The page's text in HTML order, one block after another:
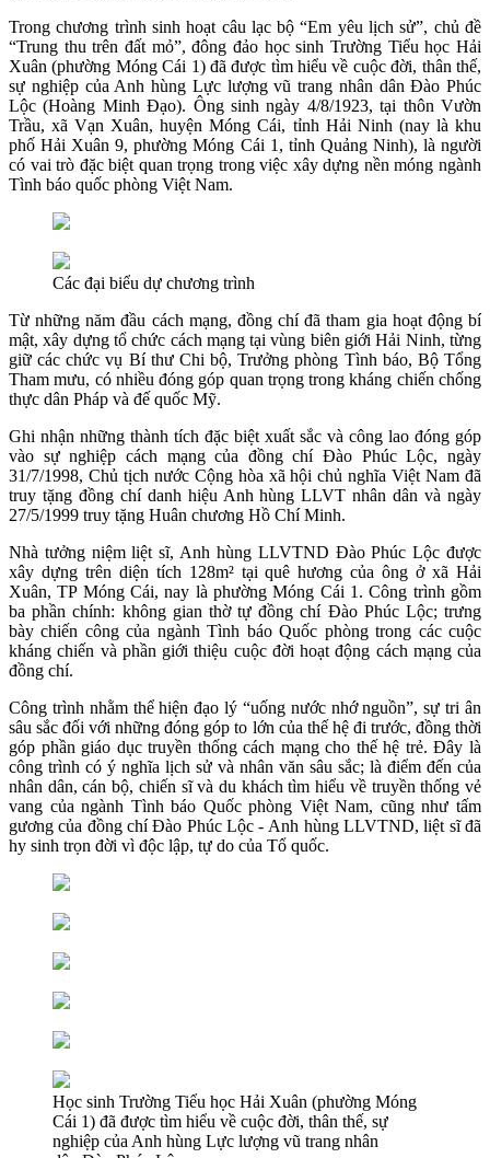
Trong chương trình sinh hoạt câu lạc bộ “Em yêu lịch sử”, chủ đề
“Trung thu trên đất mỏ”, đông đảo học sinh Trường Tiểu học Hải
Xuân (phường Móng Cái 1) đã được tìm hiểu về cuộc đời, thân thế,
sự nghiệp của Anh hùng Lực lượng vũ trang nhân dân Đào Phúc
Lộc (Hoàng Minh Đạo). Ông sinh ngày 4/8/1923, tại thôn Vườn
Trầu, xã Vạn Xuân, huyện Móng Cái, tỉnh Hải Ninh (nay là khu
phố Hải Xuân 9, phường Móng Cái 1, tỉnh Quảng Ninh), là người
có vai trò đặc biệt quan trọng trong việc xây dựng nền móng ngành
Tình báo quốc phòng Việt Nam.
Các đại biểu dự chương trình
Từ những năm đầu cách mạng, đồng chí đã tham gia hoạt động bí
mật, xây dựng tổ chức cách mạng tại vùng biên giới Hải Ninh, từng
giữ các chức vụ Bí thư Chi bộ, Trưởng phòng Tình báo, Bộ Tổng
Tham mưu, có nhiều đóng góp quan trọng trong kháng chiến chống
thực dân Pháp và đế quốc Mỹ.
Ghi nhận những thành tích đặc biệt xuất sắc và công lao đóng góp
vào sự nghiệp cách mạng của đồng chí Đào Phúc Lộc, ngày
31/7/1998, Chủ tịch nước Cộng hòa xã hội chủ nghĩa Việt Nam đã
truy tặng đồng chí danh hiệu Anh hùng LLVT nhân dân và ngày
27/5/1999 truy tặng Huân chương Hồ Chí Minh.
Nhà tưởng niệm liệt sĩ, Anh hùng LLVTND Đào Phúc Lộc được
xây dựng trên diện tích 128m² tại quê hương của ông ở xã Hải
Xuân, TP Móng Cái, nay là phường Móng Cái 1. Công trình gồm
ba phần chính: không gian thờ tự đồng chí Đào Phúc Lộc; trưng
bày chiến công của ngành Tình báo Quốc phòng trong các cuộc
kháng chiến và phần giới thiệu cuộc đời hoạt động cách mạng của
đồng chí.
Công trình nhằm thể hiện đạo lý “uống nước nhớ nguồn”, sự tri ân
sâu sắc đối với những đóng góp to lớn của thế hệ đi trước, đồng thời
góp phần giáo dục truyền thống cách mạng cho thế hệ trẻ. Đây là
công trình có ý nghĩa lịch sử và nhân văn sâu sắc; là điểm đến của
nhân dân, cán bộ, chiến sĩ và du khách tìm hiểu về truyền thống vẻ
vang của ngành Tình báo Quốc phòng Việt Nam, cũng như tấm
gương của đồng chí Đào Phúc Lộc - Anh hùng LLVTND, liệt sĩ đã
hy sinh trọn đời vì độc lập, tự do của Tổ quốc.
Học sinh Trường Tiểu học Hải Xuân (phường Móng
Cái 1) đã được tìm hiểu về cuộc đời, thân thế, sự
nghiệp của Anh hùng Lực lượng vũ trang nhân